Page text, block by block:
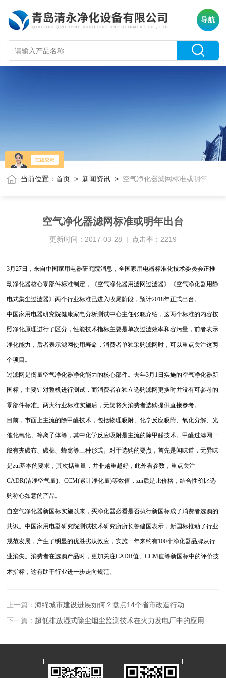
导航
当前位置：首页 > 新闻资讯 > 空气净化器滤网标准或明年出台
空气净化器滤网标准或明年出台
更新时间：2017-03-28 | 点击率：2219
3月27日，来自中国家用电器研究院消息，全国家用电器标准化技术委员会正推
动净化器核心零部件标准制定，《空气净化器用滤网过滤器》《空气净化器用静
电式集尘过滤器》两个行业标准已进入收尾阶段，预计2018年正式出台。
中国家用电器研究院健康家电分析测试中心主任张晓介绍，这两个标准的内容按
照净化原理进行了区分，性能技术指标主要是单次过滤效率和容污量，前者表示
净化能力，后者表示滤网使用寿命，消费者单独采购滤网时，可以重点关注这两
个项目。
过滤网是衡量空气净化器净化能力的核心部件。去年3月1日实施的空气净化器新
国标，主要针对整机进行测试，而消费者在独立选购滤网更换时并没有可参考的
零部件标准。两大行业标准实施后，无疑将为消费者选购提供直接参考。
目前，市面上主流的除甲醛技术，包括物理吸附、化学反应吸附、氧化分解、光
催化氧化、等离子体等，其中化学反应吸附是主流的除甲醛技术。甲醛过滤网一
般有夹碳布、碳棉、蜂窝等三种形式。对于选购的要点，首先是闻味道，无异味
是zui基本的要求，其次掂重量，并非越重越好，此外看参数，重点关注
CADR(洁净空气量)、CCM(累计净化量)等数值，zui后是比价格，结合性价比选
购称心如意的产品。
自空气净化器新国标实施以来，买净化器必看是否执行新国标成了消费者选购的
共识。中国家用电器研究院测试技术研究所所长鲁建国表示，新国标推动了行业
规范发展，产生了明显的优胜劣汰效应，实施一年来约有100个净化器品牌从行
业消失。消费者在选购产品时，更加关注CADR值、CCM值等新国标中的评价技
术指标，这有助于行业进一步走向规范。
上一篇：海绵城市建设进展如何？盘点14个省市改造行动
下一篇： 超低排放湿式除尘烟尘监测技术在火力发电厂中的应用